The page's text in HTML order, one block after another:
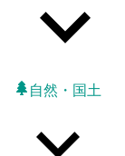
自然・国土